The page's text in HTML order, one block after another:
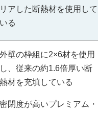
リアした断熱材を使用して
いる
外壁の枠組に2×6材を使用
し、従来の約1.6倍厚い断
熱材を充填している
密閉度が高いプレミアム・